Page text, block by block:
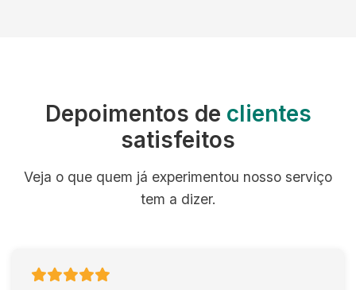
Depoimentos de clientes
satisfeitos
Veja o que quem já experimentou nosso serviço
tem a dizer.